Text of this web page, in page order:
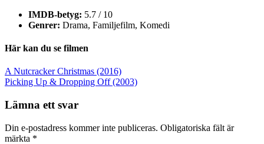
IMDB-betyg: 5.7 / 10
Genrer: Drama, Familjefilm, Komedi
Här kan du se filmen
Inläggsnavigering
A Nutcracker Christmas (2016)
Picking Up & Dropping Off (2003)
Lämna ett svar
Din e-postadress kommer inte publiceras. Obligatoriska fält är
märkta *